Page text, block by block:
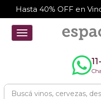
Hasta 40% OFF en
Toggle
navigation